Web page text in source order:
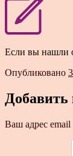
Если вы нашли
Опубликовано
Ваш адрес email